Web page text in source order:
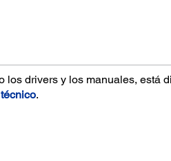
los drivers y los manuales, está
.